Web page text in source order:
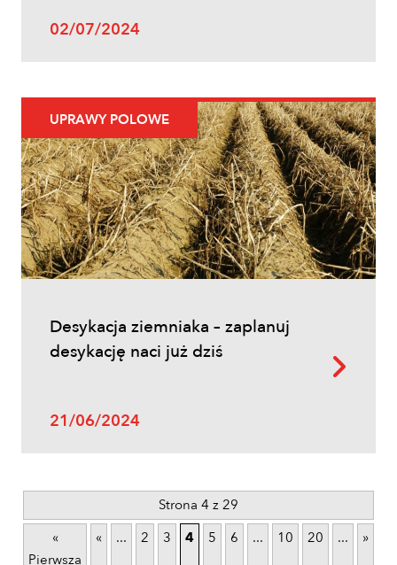
02/07/2024
UPRAWY POLOWE
Desykacja ziemniaka – zaplanuj
desykację naci już dziś
21/06/2024
Strona 4 z 29
«
Pierwsza
« ... 2 3 4 5 6 ... 10 20 ... »